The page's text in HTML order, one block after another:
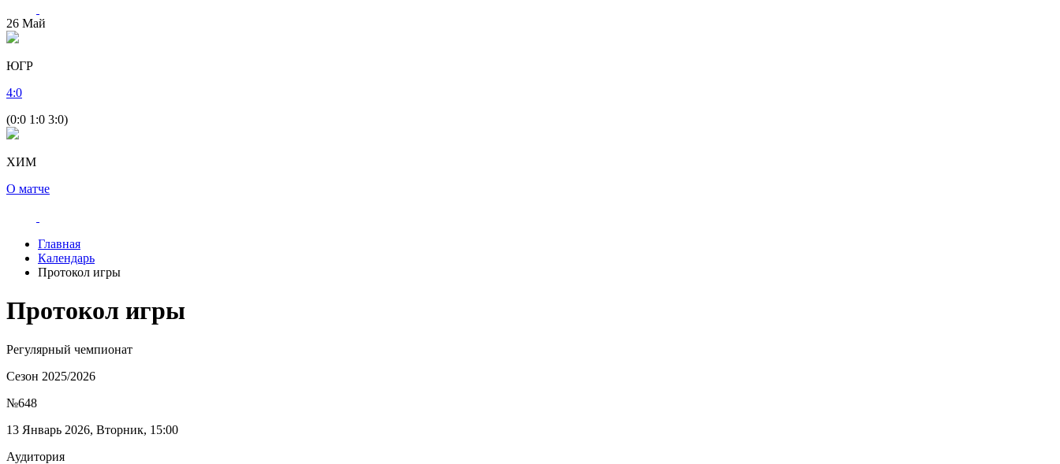
26 Май
ЮГР
4:0
(0:0 1:0 3:0)
ХИМ
О матче
Главная
Календарь
Протокол игры
Протокол игры
Регулярный чемпионат
Сезон 2025/2026
№648
13 Январь 2026, Вторник, 15:00
Аудитория